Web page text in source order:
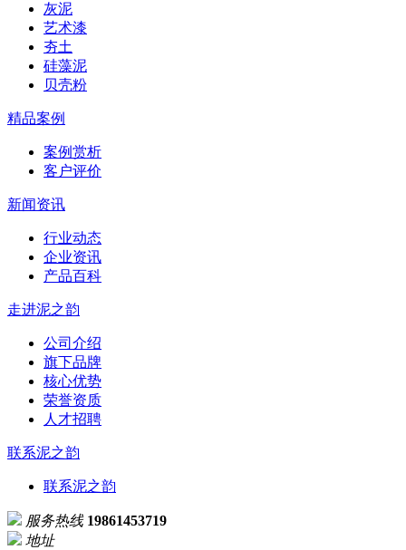
灰泥
艺术漆
夯土
硅藻泥
贝壳粉
精品案例
案例赏析
客户评价
新闻资讯
行业动态
企业资讯
产品百科
走进泥之韵
公司介绍
旗下品牌
核心优势
荣誉资质
人才招聘
联系泥之韵
联系泥之韵
服务热线 19861453719
地址